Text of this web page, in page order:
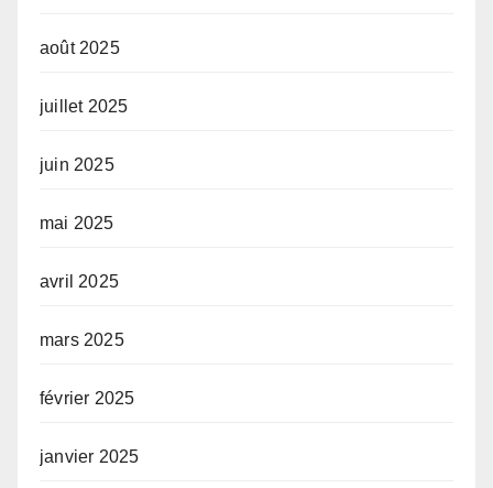
août 2025
juillet 2025
juin 2025
mai 2025
avril 2025
mars 2025
février 2025
janvier 2025